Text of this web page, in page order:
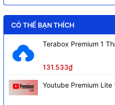
CÓ THỂ BẠN THÍCH
Terabox Premium 1
131.533₫
Youtube Premium Lite